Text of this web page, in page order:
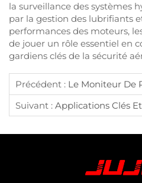
la surveillance des systèmes
par la gestion des lubrifiants
performances des moteurs,
de jouer un rôle essentiel en
gardiens clés de la sécurité
Précédent : Le Moniteur De Pouls Du
Suivant : Applications Clés Et Optimisation Des